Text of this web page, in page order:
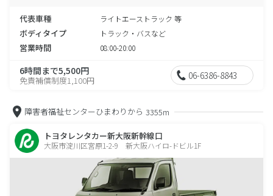
代表車種 ライトエーストラック 等
ボディタイプ トラック・バスなど
営業時間 08:00-20:00
6時間まで5,500円
免責補償制度1,100円 06-6386-8843
障害者福祉センターひまわりから 3355m
トヨタレンタカー新大阪新幹線口
大阪市淀川区宮原1-2-9 新大阪ハイロ-ドビル1F